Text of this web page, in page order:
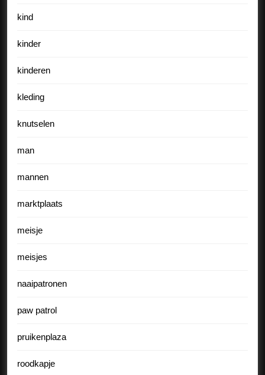
kind
kinder
kinderen
kleding
knutselen
man
mannen
marktplaats
meisje
meisjes
naaipatronen
paw patrol
pruikenplaza
roodkapje